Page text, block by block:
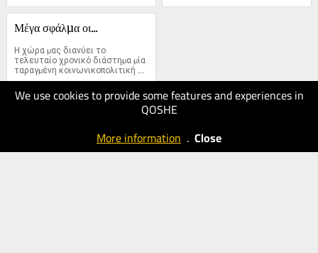
We use cookies to provide some features and experiences in
QOSHE
More information . Close
Μέγα σφάλµα οι...
Η χώρα µας διανύει το
τελευταίο χρονικό διάστηµα µία
ταραγµένη κοινωνικοπολιτική
περίοδο. Κυβέρνηση και
αντιπολίτευση...
13.05.2025